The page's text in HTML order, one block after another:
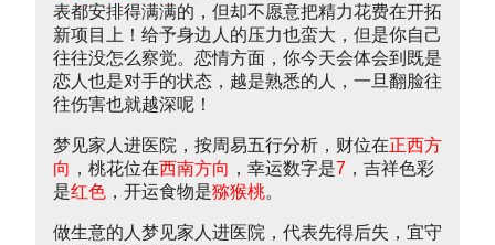
表都安排得满满的，但却不愿意把精力花费在开拓
新项目上！给予身边人的压力也蛮大，但是你自己
往往没怎么察觉。恋情方面，你今天会体会到既是
恋人也是对手的状态，越是熟悉的人，一旦翻脸往
往伤害也就越深呢！
梦见家人进医院，按周易五行分析，财位在正西方
向 ，桃花位在西南方向 ，幸运数字是7 ，吉祥色彩
是红色 ，开运食物是猕猴桃。
做生意的人梦见家人进医院，代表先得后失，宜守